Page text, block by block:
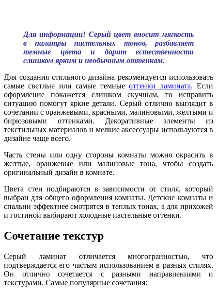
Для информации! Серый цвет вносит мягкость
в палитры пастельных тонов, разбавляет
темные цвета и дарит естественности
слишком ярким и необычным оттенкам.
Для создания стильного дизайна рекомендуется использовать
самые светлые или самые темныеоттенки ламината. Если
оформление покажется слишком скучным, то исправить
ситуацию помогут яркие детали. Серый отлично выглядит в
сочетании с оранжевыми, красными, малиновыми, желтыми и
бирюзовыми оттенками. Декоративные элементы из
текстильных материалов и мелкие аксессуары используются в
дизайне чаще всего.
Часть стены или одну стороны комнаты можно окрасить в
желтые, оранжевые или малиновые тона, чтобы создать
оригинальный дизайн в комнате.
Цвета стен подбираются в зависимости от стиля, который
выбран для общего оформления комнаты. Детские комнаты и
спальни эффектнее смотрятся в теплых тонах, а для прихожей
и гостиной выбирают холодные пастельные оттенки.
Сочетание текстур
Серый ламинат отличается многогранностью, что
подтверждается его частым использованием в разных стилях.
Он отлично сочетается с разными направлениями и
текстурами. Самые популярные сочетания: